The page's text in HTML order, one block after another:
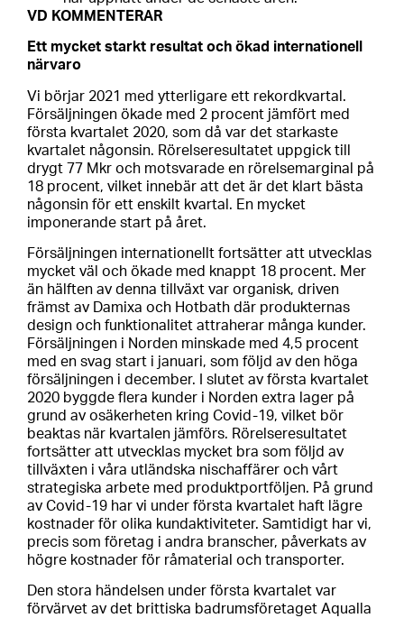
VD KOMMENTERAR
Ett mycket starkt resultat och ökad internationell
närvaro
Vi börjar 2021 med ytterligare ett rekordkvartal.
Försäljningen ökade med 2 procent jämfört med
första kvartalet 2020, som då var det starkaste
kvartalet någonsin. Rörelseresultatet uppgick till
drygt 77 Mkr och motsvarade en rörelsemarginal på
18 procent, vilket innebär att det är det klart bästa
någonsin för ett enskilt kvartal. En mycket
imponerande start på året.
Försäljningen internationellt fortsätter att utvecklas
mycket väl och ökade med knappt 18 procent. Mer
än hälften av denna tillväxt var organisk, driven
främst av Damixa och Hotbath där produkternas
design och funktionalitet attraherar många kunder.
Försäljningen i Norden minskade med 4,5 procent
med en svag start i januari, som följd av den höga
försäljningen i december. I slutet av första kvartalet
2020 byggde flera kunder i Norden extra lager på
grund av osäkerheten kring Covid-19, vilket bör
beaktas när kvartalen jämförs. Rörelseresultatet
fortsätter att utvecklas mycket bra som följd av
tillväxten i våra utländska nischaffärer och vårt
strategiska arbete med produktportföljen. På grund
av Covid-19 har vi under första kvartalet haft lägre
kostnader för olika kundaktiviteter. Samtidigt har vi,
precis som företag i andra branscher, påverkats av
högre kostnader för råmaterial och transporter.
Den stora händelsen under första kvartalet var
förvärvet av det brittiska badrumsföretaget Aqualla